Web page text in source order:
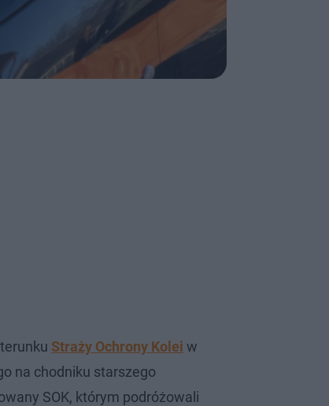
Straży Ochrony Kolei w
na chodniku starszego
SOK, którym podróżowali